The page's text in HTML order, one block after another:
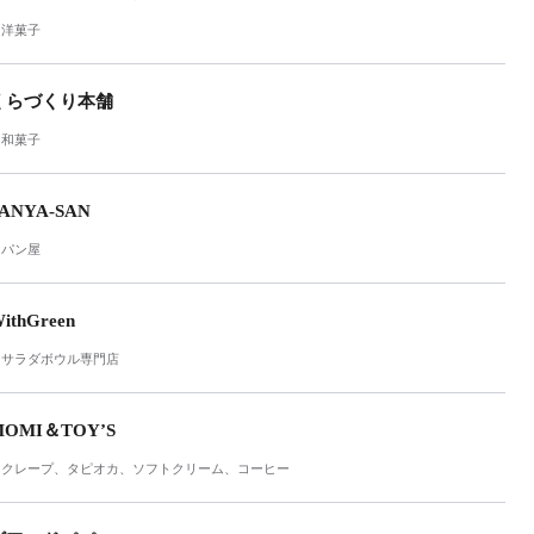
洋菓子
らづくり本舗
和菓子
SAN
パン屋
サラダボウル専門店
＆TOY’S
クレープ、タピオカ、ソフトクリーム、コーヒー